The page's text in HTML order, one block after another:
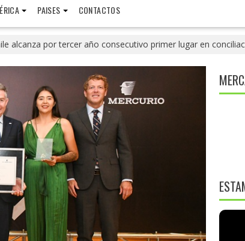
PAISES CONTACTOS
alcanza por tercer año consecutivo primer lugar en